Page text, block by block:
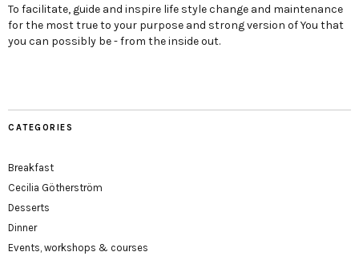
To facilitate, guide and inspire life style change and maintenance
for the most true to your purpose and strong version of You that
you can possibly be - from the inside out.
CATEGORIES
Breakfast
Cecilia Götherström
Desserts
Dinner
Events, workshops & courses